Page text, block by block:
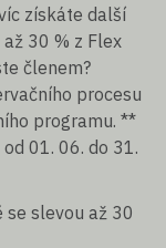
získáte další
30 % z Flex
členem?
procesu
programu. **
01. 06. do 31.
se slevou až 30